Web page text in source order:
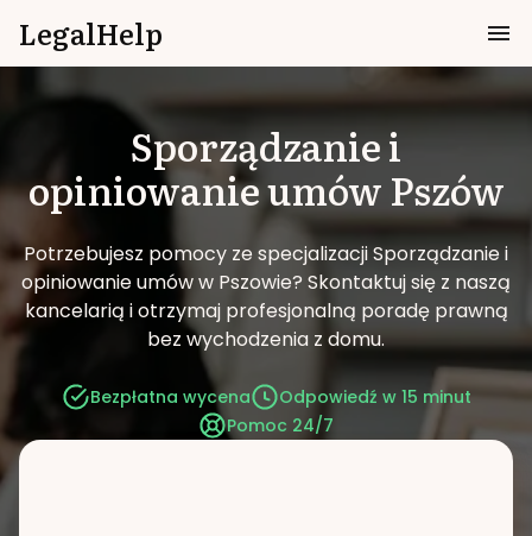
LegalHelp
Sporządzanie i
opiniowanie umówPszów
Potrzebujesz pomocy ze specjalizacji Sporządzanie i
opiniowanie umów w Pszowie? Skontaktuj się z naszą
kancelarią i otrzymaj profesjonalną poradę prawną
bez wychodzenia z domu.
Bezpłatna wycena
Odpowiedź w 15 minut
Pomoc 24/7